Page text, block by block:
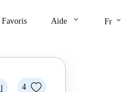
Favoris Aide keyboard_arrow_down Fr keyboard_arrow_down
4